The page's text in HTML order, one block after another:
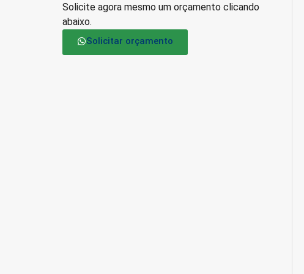
Solicite agora mesmo um orçamento clicando
abaixo.
Solicitar orçamento